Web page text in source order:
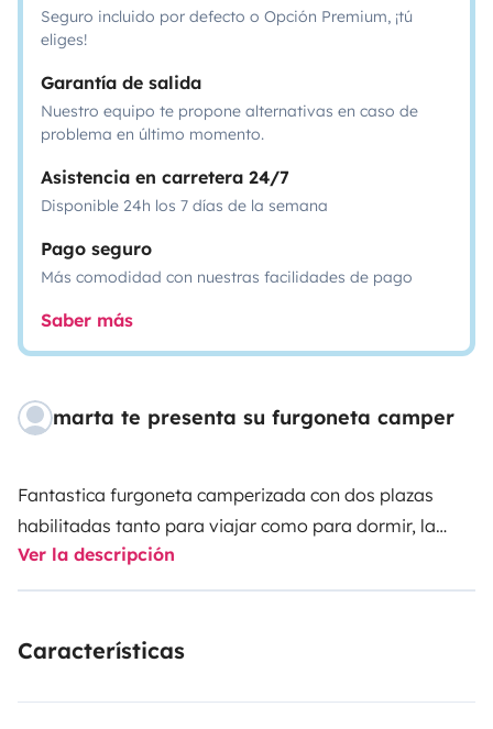
Seguro incluido por defecto o Opción Premium, ¡tú
eliges!
Garantía de salida
Nuestro equipo te propone alternativas en caso de
problema en último momento.
Asistencia en carretera 24/7
Disponible 24h los 7 días de la semana
Pago seguro
Más comodidad con nuestras facilidades de pago
Saber más
marta te presenta su furgoneta camper
Fantastica furgoneta camperizada con dos plazas
habilitadas tanto para viajar como para dormir, la
camper esta equipada con lo siguiente:
- [ ] Asiento copiloto giratorio
Ver la descripción
Características